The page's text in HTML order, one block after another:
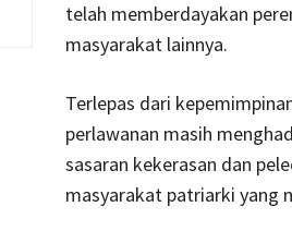
telah memberdayakan
masyarakat lainnya.
Terlepas dari
perlawanan masih
sasaran kekerasan dan
masyarakat patriarki yang